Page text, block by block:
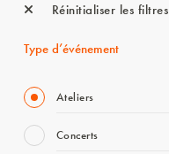
Réinitialiser les filtres
Type d’événement
Ateliers
Concerts